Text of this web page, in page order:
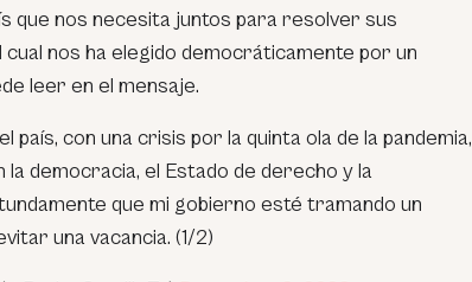
que nos necesita juntos para resolver sus
nos ha elegido democráticamente por un
leer en el mensaje.
país, con una crisis por la quinta ola de la pandemia,
democracia, el Estado de derecho y la
que mi gobierno esté tramando un
una vacancia. (1/2)